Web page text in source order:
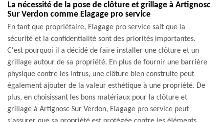
La nécessité de la pose de clôture et grillage à Artignosc
Sur Verdon comme Elagage pro service
En tant que propriétaire, Elagage pro service sait que la
sécurité et la confidentialité sont des priorités importantes.
C'est pourquoi il a décidé de faire installer une clôture et un
grillage autour de sa propriété. En plus de fournir une barrière
physique contre les intrus, une clôture bien construite peut
également ajouter de la valeur esthétique à une propriété. De
plus, en choisissant les bons matériaux pour la clôture et
grillage à Artignosc Sur Verdon, Elagage pro service peut